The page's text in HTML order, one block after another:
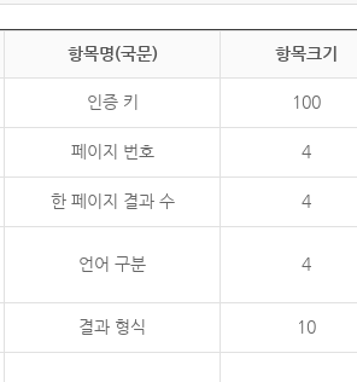
항목명(국문) 항목크기
인증 키 100
페이지 번호 4
한 페이지 결과 수 4
언어 구분 4
결과 형식 10